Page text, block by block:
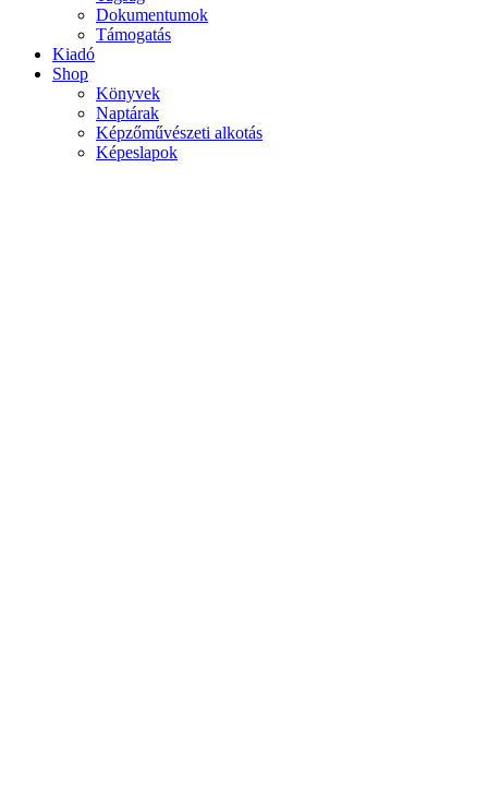
Dokumentumok
Támogatás
Kiadó
Shop
Könyvek
Naptárak
Képzőművészeti alkotás
Képeslapok